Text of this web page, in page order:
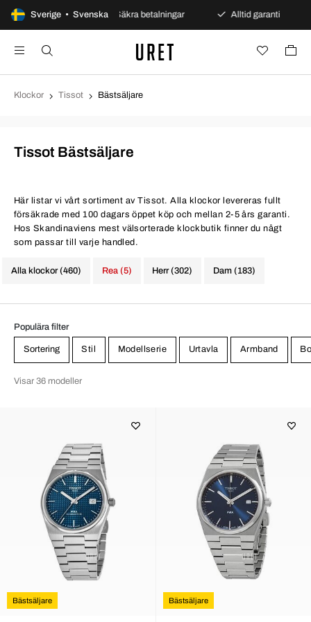
Sverige • Svenska
köp Säkra betalningar Alltid garanti
Klockor Tissot Bästsäljare
Tissot Bästsäljare
Här listar vi vårt sortiment av Tissot. Alla klockor levereras fullt
försäkrade med 100 dagars öppet köp och mellan 2-5 års garanti.
Hos Skandinaviens mest välsorterade klockbutik finner du någt
som passar till varje handled.
Alla klockor (460) Herr (302) Dam (183)
Rea (5)
Populära filter
Sortering Stil Modellserie Urtavla Armband
Visar 36 modeller
Bästsäljare Bästsäljare